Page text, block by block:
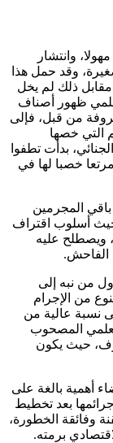
وانتشار
وقد حمل هذا
مقابل ذلك لم يخل
ظهور أصناف
من قبل، فإلى
التي خصها
بدأت تطفوا
خصبا لها في
المجرمين
أسلوب اقتراف
ويصطلح عليه
الفاحش.
من نبه إلى
من الإجرام
نسبة عالية من
المصحوب
حيث يكون
أهمية بالغة على
بعد تخطيط
وفائقة الخطورة،
برمته.